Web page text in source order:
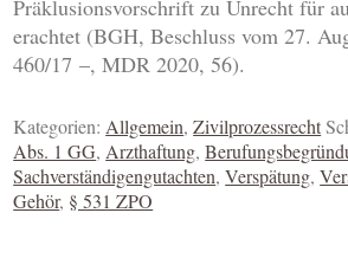
Präklusionsvorschrift zu Unrecht für
erachtet (BGH, Beschluss vom 27.
460/17 –, MDR 2020, 56).
Kategorien:Allgemein,Zivilprozessrecht
Abs. 1 GG,Arzthaftung,
Sachverständigengutachten,Verspätung,
Gehör, § 531 ZPO